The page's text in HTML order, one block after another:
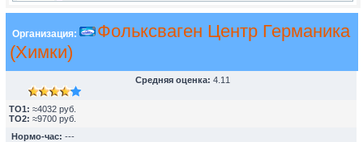
Организация:
Фольксваген Центр Германика
(Химки)
Средняя оценка: 4.11
TO1: ≈4032 руб.
TO2: ≈9700 руб.
Нормо-час: ---